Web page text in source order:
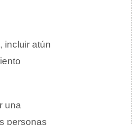
, incluir atún
una
personas